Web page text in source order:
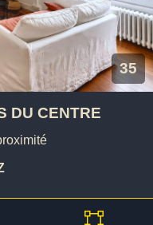
35
DU CENTRE